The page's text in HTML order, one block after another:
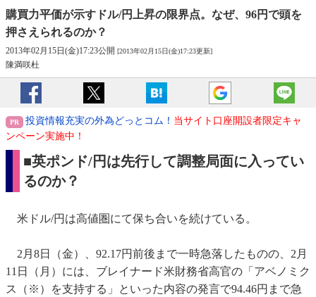
購買力平価が示すドル/円上昇の限界点。 なぜ、96円で頭を
押さえられるのか？
2013年02月15日(金)17:23公開 [2013年02月15日(金)17:23更新]
陳満咲杜
投資情報充実の外為どっとコム！ 当サイト口座開設者限定キャ
ンペーン実施中！
■英ポンド/円は先行して調整局面に入ってい
るのか？
米ドル/円は高値圏にて保ち合いを続けている。
2月8日（金）、92.17円前後まで一時急落したものの、2月
11日（月）には、ブレイナード米財務省高官の「アベノミク
ス（※）を支持する」といった内容の発言で94.46円まで急